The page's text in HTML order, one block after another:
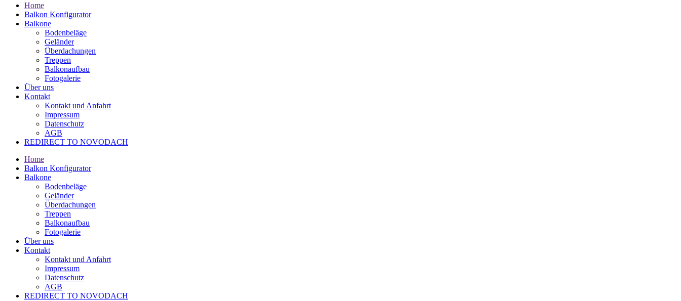
Home
Balkon Konfigurator
Balkone
Bodenbeläge
Geländer
Überdachungen
Treppen
Balkonaufbau
Fotogalerie
Über uns
Kontakt
Kontakt und Anfahrt
Impressum
Datenschutz
AGB
REDIRECT TO NOVODACH
Home
Balkon Konfigurator
Balkone
Bodenbeläge
Geländer
Überdachungen
Treppen
Balkonaufbau
Fotogalerie
Über uns
Kontakt
Kontakt und Anfahrt
Impressum
Datenschutz
AGB
REDIRECT TO NOVODACH